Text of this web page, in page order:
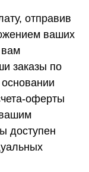
отправив
ваших
заказы по
оферты
доступен